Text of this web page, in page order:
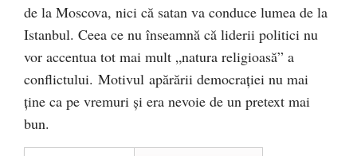
de la Moscova, nici că satan va conduce lumea de la
Istanbul. Ceea ce nu înseamnă că liderii politici nu
vor accentua tot mai mult „natura religioasă” a
conflictului. Motivul apărării democraţiei nu mai
ţine ca pe vremuri şi era nevoie de un pretext mai
bun.